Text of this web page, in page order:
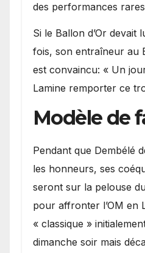
des performances
Si le Ballon d’Or devait
fois, son entraîneur au
est convaincu: « Un
Lamine remporter ce
Modèle de
Pendant que Dembélé
les honneurs, ses
seront sur la pelouse
pour affronter l’OM en
« classique »
dimanche soir mais